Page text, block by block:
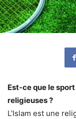
Est-ce que le
religieuses ?
L’Islam est une